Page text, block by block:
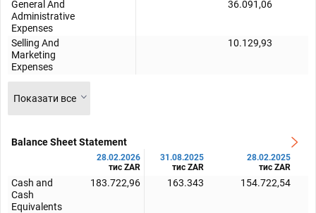
General And
Administrative
Expenses
36.091,06
Selling And
Marketing
Expenses
10.129,93
Показати все
Balance Sheet Statement
28.02.2026
тис ZAR
31.08.2025
тис ZAR
28.02.2025
тис ZAR
Cash and
Cash
Equivalents
183.722,96 163.343 154.722,54